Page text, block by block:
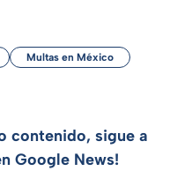
Multas en México
contenido, sigue a
Google News!